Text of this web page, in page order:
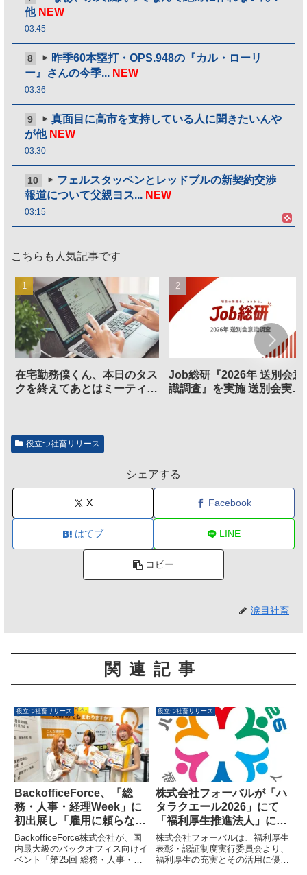
他 NEW
03:45
8
昨季60本塁打・OPS.948の『カル・ローリ
ー』さんの今季... NEW
03:36
9
真面目に高市を支持している人に聞きたいんや
が他 NEW
03:30
10
フェルスタッペンとレッドブルの新契約交渉
報道について父親ヨス... NEW
03:15
こちらも人気記事です
在宅勤務僕くん、本日のタス
クを終えてあとはミーティン
Job総研『2026年 送別会意
識調査』を実施 送別会実施
役立つ社畜リリース
シェアする
X Facebook
はてブ LINE
コピー
涙目社畜
関連記事
役立つ社畜リリース
BackofficeForce、「総
務・人事・経理Week」に
初出展し「雇用に頼らない
バックオフィス」を提案
BackofficeForce株式会社が、国
内最大級のバックオフィス向けイ
ベント「第25回 総務・人事・経
役立つ社畜リリース
株式会社フォーバルが「ハ
タラクエール2026」にて
「福利厚生推進法人」に認
証
株式会社フォーバルは、福利厚生
表彰・認証制度実行委員会より、
福利厚生の充実とその活用に優れ